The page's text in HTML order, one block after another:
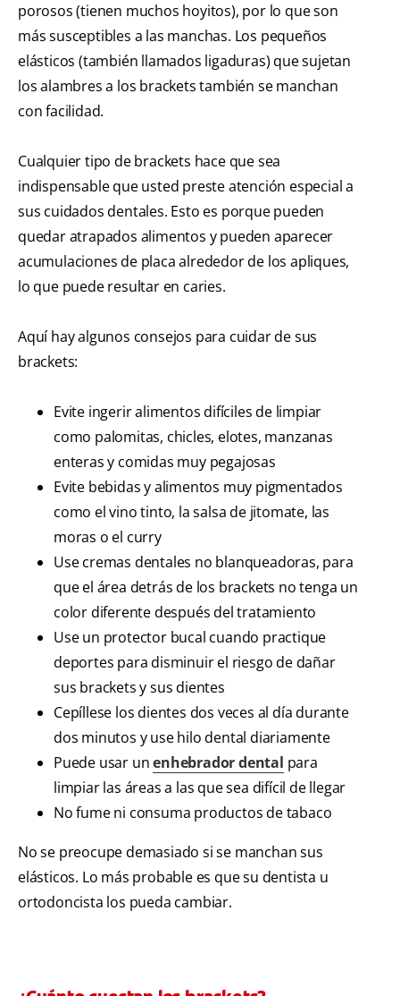
porosos (tienen muchos hoyitos), por lo que son
más susceptibles a las manchas. Los pequeños
elásticos (también llamados ligaduras) que sujetan
los alambres a los brackets también se manchan
con facilidad.
Cualquier tipo de brackets hace que sea
indispensable que usted preste atención especial a
sus cuidados dentales. Esto es porque pueden
quedar atrapados alimentos y pueden aparecer
acumulaciones de placa alrededor de los apliques,
lo que puede resultar en caries.
Aquí hay algunos consejos para cuidar de sus
brackets:
Evite ingerir alimentos difíciles de limpiar
como palomitas, chicles, elotes, manzanas
enteras y comidas muy pegajosas
Evite bebidas y alimentos muy pigmentados
como el vino tinto, la salsa de jitomate, las
moras o el curry
Use cremas dentales no blanqueadoras, para
que el área detrás de los brackets no tenga un
color diferente después del tratamiento
Use un protector bucal cuando practique
deportes para disminuir el riesgo de dañar
sus brackets y sus dientes
Cepíllese los dientes dos veces al día durante
dos minutos y use hilo dental diariamente
Puede usar unenhebrador dental para
limpiar las áreas a las que sea difícil de llegar
No fume ni consuma productos de tabaco
No se preocupe demasiado si se manchan sus
elásticos. Lo más probable es que su dentista u
ortodoncista los pueda cambiar.